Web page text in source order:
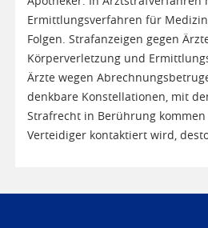
Ermittlungsverfahren für
Folgen. Strafanzeigen gegen
Körperverletzung und
Ärzte wegen
denkbare Konstellationen, mit
Strafrecht in Berührung
Verteidiger kontaktiert wird,